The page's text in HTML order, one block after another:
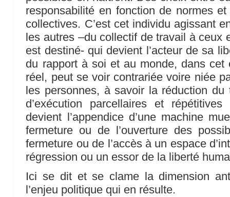
responsabilité en fonction de normes
collectives. C’est cet individu agissant
les autres –du collectif de travail à ceux
est destiné- qui devient l’acteur de sa
du rapport à soi et au monde, dans
réel, peut se voir contrariée voire niée
les personnes, à savoir la réduction
d’exécution parcellaires et
devient l’appendice d’une machine
fermeture ou de l’ouverture des
fermeture ou de l’accès à un espace
régression ou un essor de la liberté
Ici se dit et se clame la dimension
l’enjeu politique qui en résulte.